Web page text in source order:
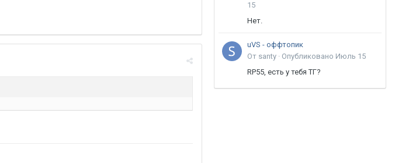
15
Нет.
uVS - оффтопик
От santy · Опубликовано Июль 15
RP55, есть у тебя ТГ?